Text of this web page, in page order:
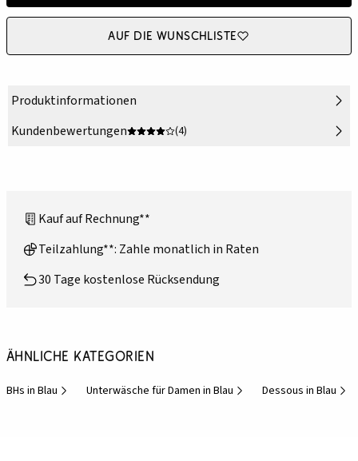
Auf die Wunschliste
Produktinformationen
Kundenbewertungen
(4)
Kauf auf Rechnung**
Teilzahlung**: Zahle monatlich in Raten
30 Tage kostenlose Rücksendung
Ähnliche Kategorien
BHs in Blau Unterwäsche für Damen in Blau Dessous in Blau